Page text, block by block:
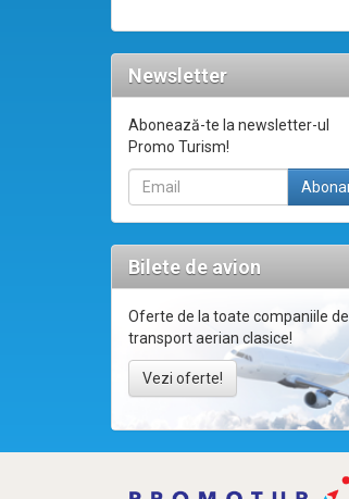
Newsletter
Abonează-te la newsletter-ul
Promo Turism!
Bilete de avion
Oferte de la toate companiile de
transport aerian clasice!
Vezi oferte!